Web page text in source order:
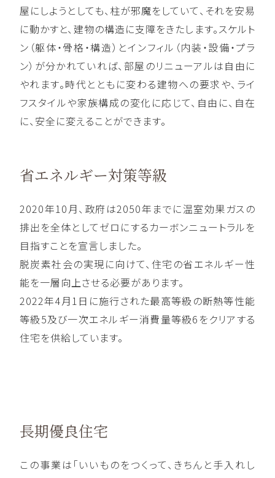
屋にしようとしても、柱が邪魔をしていて、それを安易
に動かすと、建物の構造に支障をきたします。スケルト
ン（躯体・骨格・構造）とインフィル（内装・設備・プラ
ン）が分かれていれば、部屋のリニューアルは自由に
やれます。時代とともに変わる建物への要求や、ライ
フスタイルや家族構成の変化に応じて、自由に、自在
に、安全に変えることができます。
省エネルギー対策等級
2020年10月、政府は2050年までに温室効果ガスの
排出を全体としてゼロにするカーボンニュートラルを
目指すことを宣言しました。
脱炭素社会の実現に向けて、住宅の省エネルギー性
能を一層向上させる必要があります。
2022年4月1日に施行された最高等級の断熱等性能
等級5及び一次エネルギー消費量等級6をクリアする
住宅を供給しています。
長期優良住宅
この事業は「いいものをつくって、きちんと手入れし